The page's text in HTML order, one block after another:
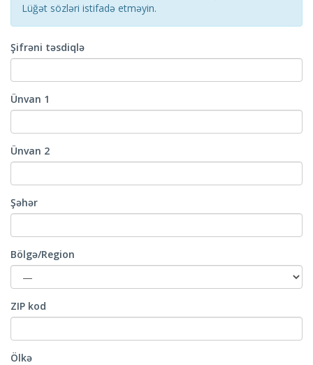
Lüğət sözləri istifadə etməyin.
Şifrəni təsdiqlə
Ünvan 1
Ünvan 2
Şəhər
Bölgə/Region
ZIP kod
Ölkə